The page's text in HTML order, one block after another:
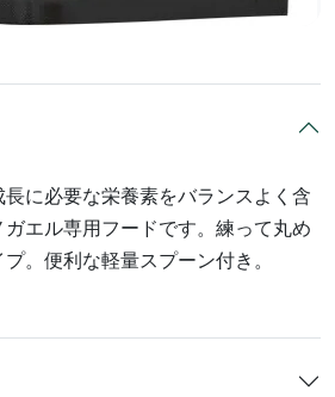
に必要な栄養素をバランスよく含
エル専用フードです。練って丸め
。便利な軽量スプーン付き。